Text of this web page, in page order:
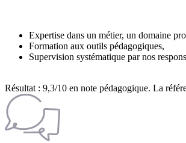
Expertise dans un métier, un domaine
Formation aux outils pédagogiques,
Supervision systématique par nos
Résultat : 9,3/10 en note pédagogique. La